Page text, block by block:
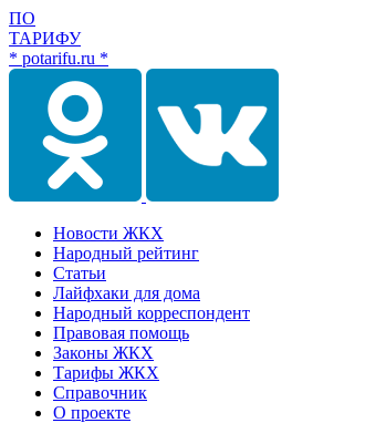
ПО
ТАРИФУ
* potarifu.ru *
Новости ЖКХ
Народный рейтинг
Статьи
Лайфхаки для дома
Народный корреспондент
Правовая помощь
Законы ЖКХ
Тарифы ЖКХ
Справочник
О проекте